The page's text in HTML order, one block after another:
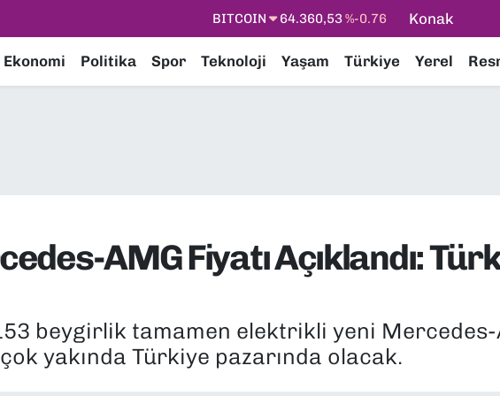
DOLAR 47,7069%0.17
STERLİN
64,1897%0.02
Konak
Ekonomi Politika Spor Teknoloji Yaşam Türkiye Yerel
AMG Fiyatı Açıklandı:
beygirlik tamamen elektrikli yeni
yakında Türkiye pazarında olacak.